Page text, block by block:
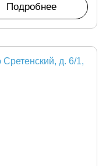
Подробнее